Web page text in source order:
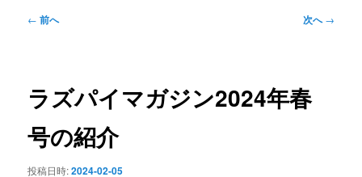
投
ー
ョ
← 前へ 次へ→
ラズパイマガジン2024年春
号の紹介
投稿日時:2024-02-05